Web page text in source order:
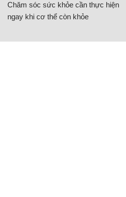
Chăm sóc sức khỏe cần thực hiện
ngay khi cơ thể còn khỏe